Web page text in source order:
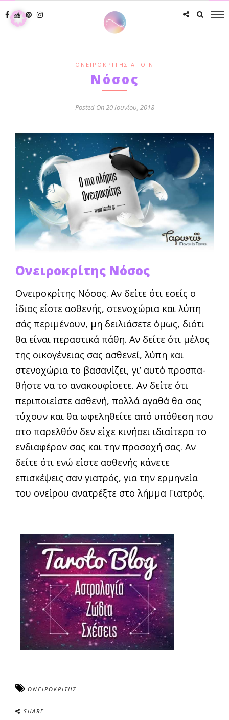
ΟΝΕΙΡΟΚΡΊΤΗΣ ΑΠΌ Ν
Νόσος
Posted On 20 Ιουνίου, 2018
Ονειροκρίτης Νόσος
Ονειροκρίτης Νόσος. Αν δείτε ότι εσείς ο
ίδιος είστε ασθε­νής, στενοχώρια και λύπη
σάς περιμένουν, μη δει­λιάσετε όμως, διότι
θα είναι περαστικά πάθη. Αν δείτε ότι μέλος
της οικογένειας σας ασθενεί, λύπη και
στενοχώρια το βασανίζει, γι’ αυτό προσπα­
θήστε να το ανακουφίσετε. Αν δείτε ότι
περιποιεί­στε ασθενή, πολλά αγαθά θα σας
τύχουν και θα ωφεληθείτε από υπόθεση που
στο παρελθόν δεν είχε κινήσει ιδιαίτερα το
ενδιαφέρον σας και την προσοχή σας. Αν
δείτε ότι ενώ είστε ασθενής κάνετε
επισκέψεις σαν γιατρός, για την ερμηνεία
του ονείρου ανατρέξτε στο λήμμα Γιατρός.
ΟΝΕΙΡΟΚΡΙΤΗΣ
SHARE